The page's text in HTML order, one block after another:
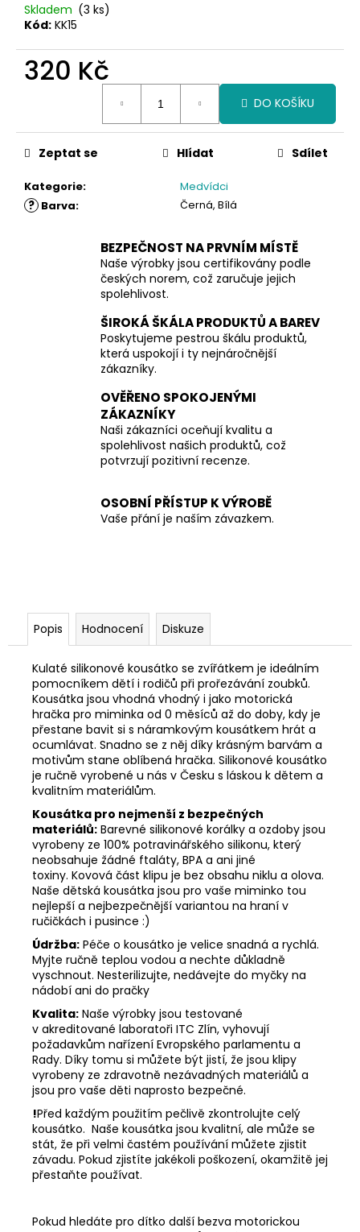
Skladem (3 ks)
Kód: KK15
320 Kč
DO KOŠÍKU
Kategorie: Medvídci
? Barva: Černá, Bílá
Zeptat se Hlídat Sdílet
BEZPEČNOST NA PRVNÍM MÍSTĚ
Naše výrobky jsou certifikovány podle
českých norem, což zaručuje jejich
spolehlivost.
ŠIROKÁ ŠKÁLA PRODUKTŮ A BAREV
Poskytujeme pestrou škálu produktů,
která uspokojí i ty nejnáročnější
zákazníky.
OVĚŘENO SPOKOJENÝMI
ZÁKAZNÍKY
Naši zákazníci oceňují kvalitu a
spolehlivost našich produktů, což
potvrzují pozitivní recenze.
OSOBNÍ PŘÍSTUP K VÝROBĚ
Vaše přání je naším závazkem.
Popis Hodnocení Diskuze
Kulaté silikonové kousátko se zvířátkem je ideálním
pomocníkem dětí i rodičů při prořezávání zoubků.
Kousátka jsou vhodná vhodný i jako motorická
hračka pro miminka od 0 měsíců až do doby, kdy je
přestane bavit si s náramkovým kousátkem hrát a
ocumlávat. Snadno se z něj díky krásným barvám a
motivům stane oblíbená hračka. Silikonové kousátko
je ručně vyrobené u nás v Česku s láskou k dětem a
kvalitním materiálům.
Kousátka pro nejmenší z bezpečných
materiálů: Barevné silikonové korálky a ozdoby jsou
vyrobeny ze 100% potravinářského silikonu, který
neobsahuje žádné ftaláty, BPA a ani jiné
toxiny. Kovová část klipu je bez obsahu niklu a olova.
Naše dětská kousátka jsou pro vaše miminko tou
nejlepší a nejbezpečnější variantou na hraní v
ručičkách i pusince :)
Údržba: Péče o kousátko je velice snadná a rychlá.
Myjte ručně teplou vodou a nechte důkladně
vyschnout. Nesterilizujte, nedávejte do myčky na
nádobí ani do pračky
Kvalita: Naše výrobky jsou testované
v akreditované laboratoři ITC Zlín, vyhovují
požadavkům nařízení Evropského parlamentu a
Rady. Díky tomu si můžete být jistí, že jsou klipy
vyrobeny ze zdravotně nezávadných materiálů a
jsou pro vaše děti naprosto bezpečné.
!Před každým použitím pečlivě zkontrolujte celý
kousátko. Naše kousátka jsou kvalitní, ale může se
stát, že při velmi častém používání můžete zjistit
závadu. Pokud zjistíte jakékoli poškození, okamžitě jej
přestaňte používat.
Pokud hledáte pro dítko další bezva motorickou